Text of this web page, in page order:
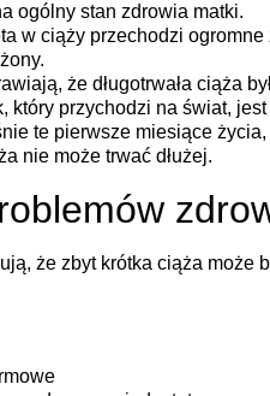
ogólny stan zdrowia matki.
w ciąży przechodzi
że długotrwała ciąża
który przychodzi na świat,
te pierwsze miesiące
nie może trwać dłużej.
że zbyt krótka ciąża może